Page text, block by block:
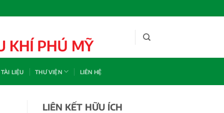
TÀI LIỆU THƯ VIỆN LIÊN HỆ
LIÊN KẾT HỮU ÍCH